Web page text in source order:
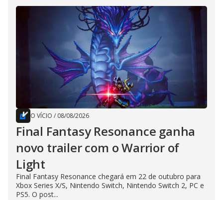
O VÍCIO / 08/08/2026
Final Fantasy Resonance ganha
novo trailer com o Warrior of
Light
Final Fantasy Resonance chegará em 22 de outubro para
Xbox Series X/S, Nintendo Switch, Nintendo Switch 2, PC e
PS5. O post...